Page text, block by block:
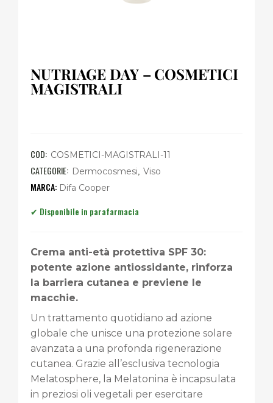
NUTRIAGE DAY – COSMETICI
MAGISTRALI
COD: COSMETICI-MAGISTRALI-11
CATEGORIE: Dermocosmesi Viso
Difa Cooper
Crema anti-età protettiva SPF 30:
potente azione antiossidante, rinforza
la barriera cutanea e previene le
macchie.
Un trattamento quotidiano ad azione
globale che unisce una protezione solare
avanzata a una profonda rigenerazione
cutanea. Grazie all’esclusiva tecnologia
Melatosphere, la Melatonina è incapsulata
in preziosi oli vegetali per esercitare